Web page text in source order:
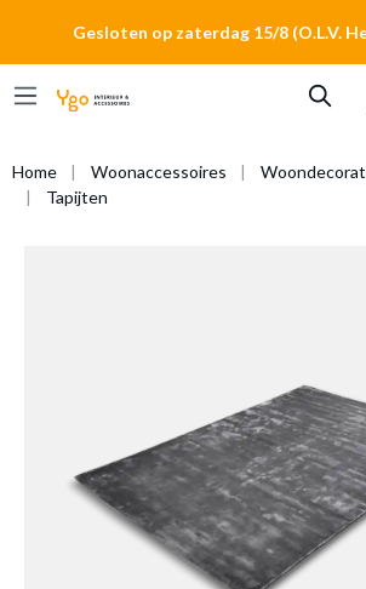
Gesloten op zaterdag 15/8 (O.L.V.
Home Woonaccessoires
Tapijten